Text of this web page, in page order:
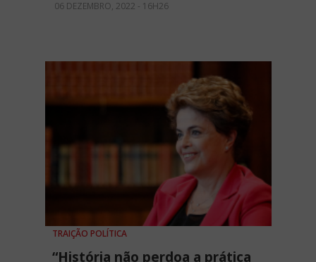
06 DEZEMBRO, 2022 - 16H26
TRAIÇÃO POLÍTICA
“História não perdoa a prática